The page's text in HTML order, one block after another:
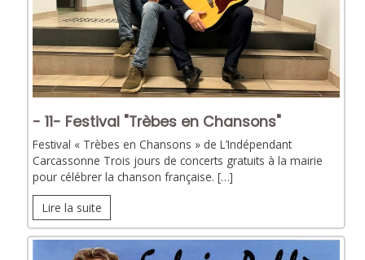
- 11- Festival "Trèbes en Chansons"
Festival « Trèbes en Chansons » de L’Indépendant
Carcassonne Trois jours de concerts gratuits à la mairie
pour célébrer la chanson française. […]
Lire la suite